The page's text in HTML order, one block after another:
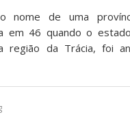
nome de uma
em 46 quando o
região da Trácia, foi